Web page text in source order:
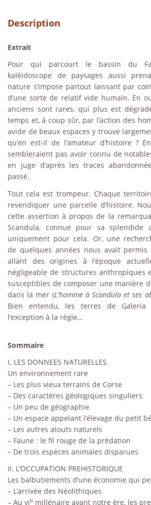
Description
Extrait
Pour qui parcourt le bassin du
kaléidoscope de paysages aussi
nature s’impose partout laissant par
d’une sorte de relatif vide humain. En
anciens sont rares, qui plus est
temps et, à coup sûr, par l’action des
avide de beaux espaces y trouve
qu’en est-il de l’amateur d’histoire ?
sembleraient pas avoir connu de
en juge d’après les traces
passé.
Tout cela est trompeur. Chaque
revendiquer une parcelle d’histoire.
cette assertion à propos de la
Scandula, connue pour sa splendide
uniquement pour cela. Or, une
de quelques années nous avait
allant des origines à l’époque
négligeable de structures anthropiques
susceptibles de composer une manière
dans la mer (L’homme à Scandula et ses
Bien entendu, les terres de Galeria
l’exception à la règle…
Sommaire
I. LES DONNEES NATURELLES
Un environnement rare
– Les plus vieux terrains de Corse
– Des caractères géologiques singuliers
– Un peu de géographie
– Un espace appelant l’élevage du petit
– Les autres atouts naturels
– Faune : le fil rouge de la prédation
– De trois espèces animales disparues
II. L’OCCUPATION PREHISTORIQUE
Les balbutiements d’une économie qui
– L’arrivée des Néolithiques
– Au vie millénaire avant notre ère, les